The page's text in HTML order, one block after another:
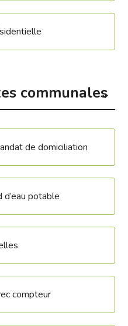
communales
de domiciliation
d’eau potable
compteur